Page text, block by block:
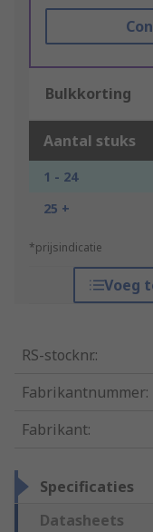
Bulkkorting
Aantal stuks
1 - 24
25 +
*prijsindicatie
Voeg
RS-stocknr.:
Fabrikantnummer:
Fabrikant:
Specificaties
Datasheets